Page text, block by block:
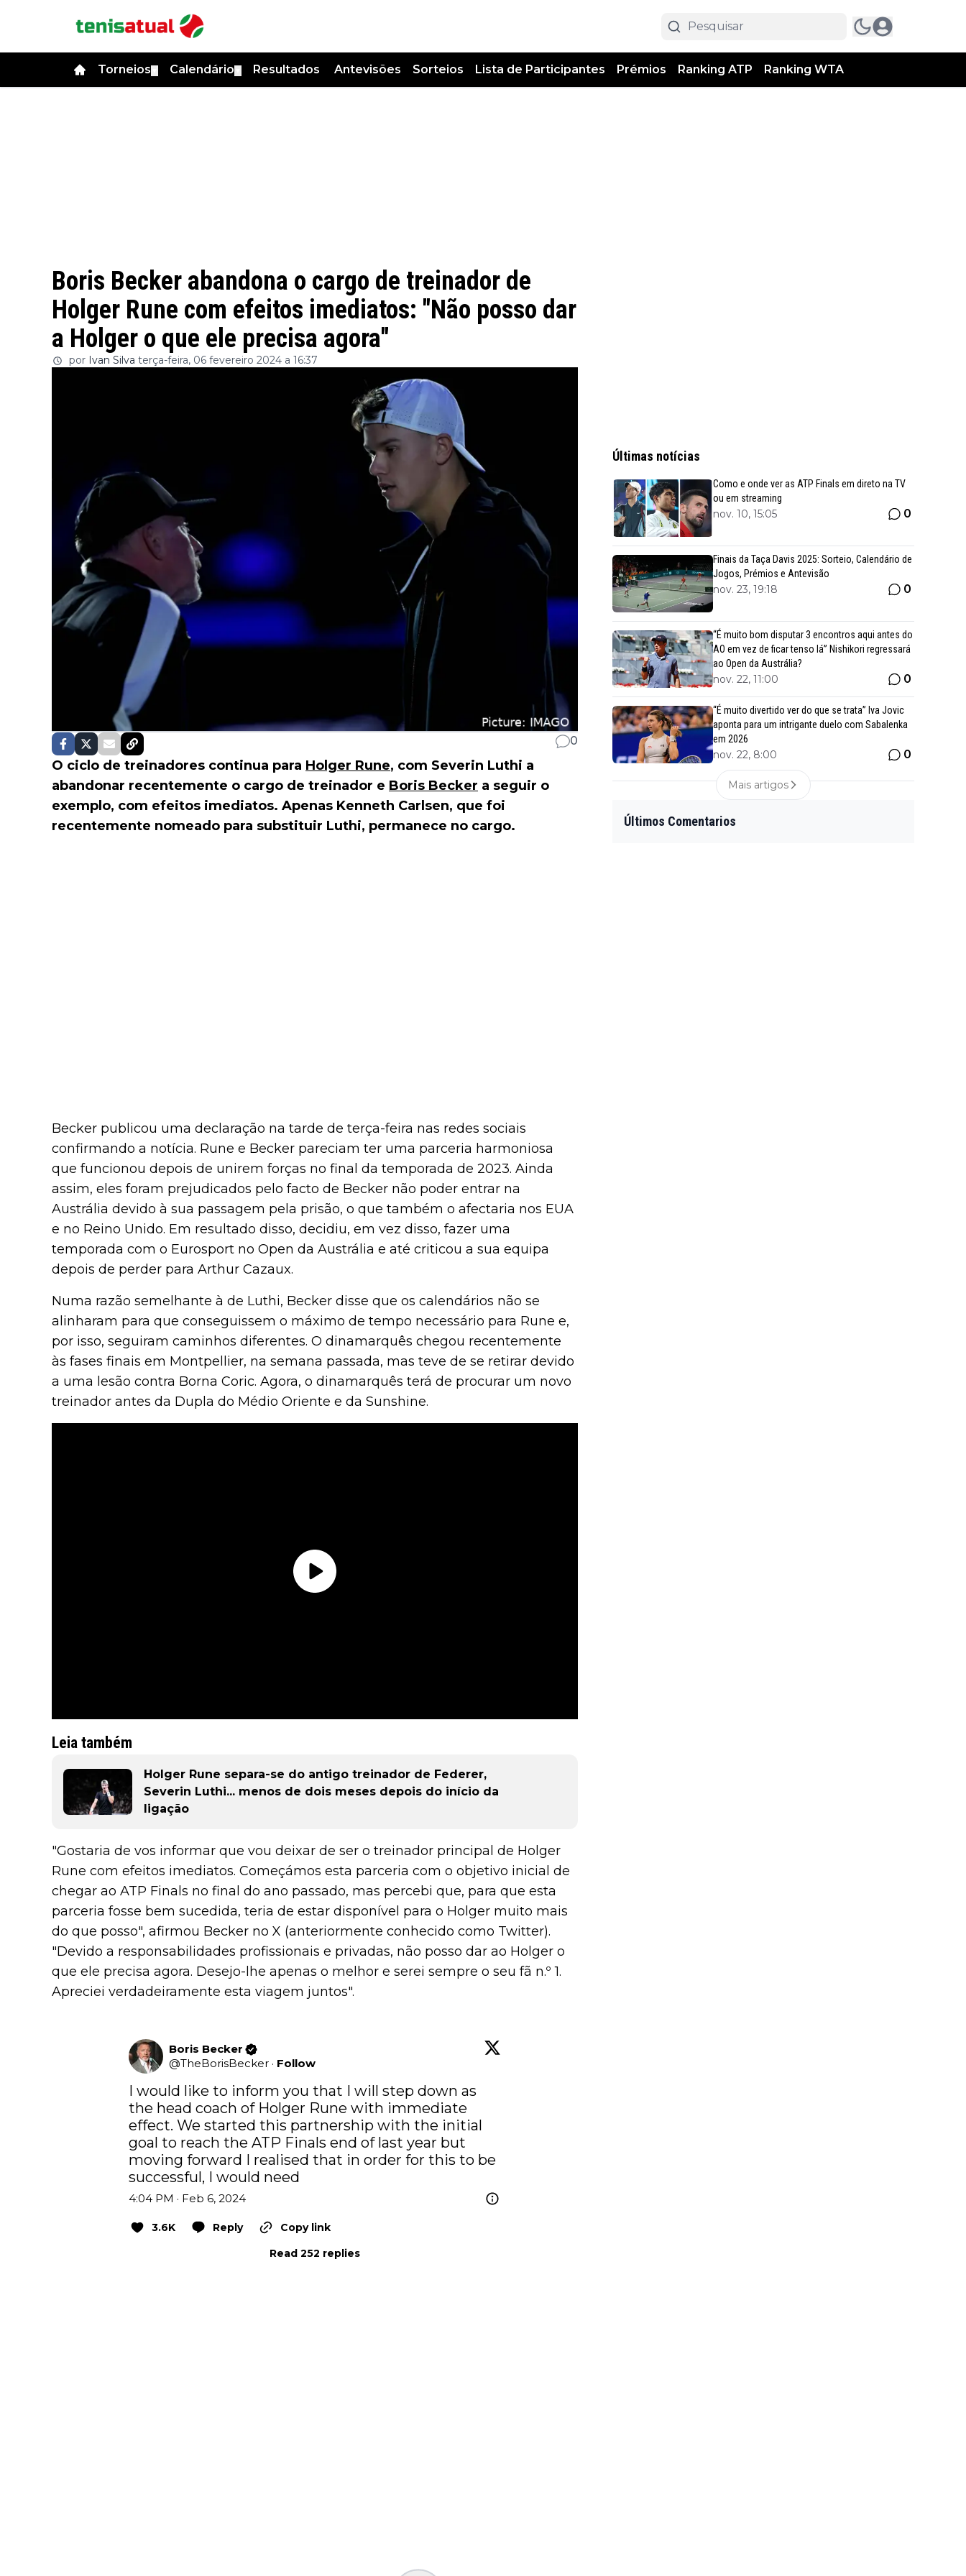
Torneios Calendário Resultados Antevisões Sorteios Lista de Participantes Prémios Ranking ATP Ranking WTA
Boris Becker abandona o cargo de treinador de
Holger Rune com efeitos imediatos: "Não posso dar
a Holger o que ele precisa agora"
por Ivan Silva terça-feira, 06 fevereiro 2024 a 16:37
0
O ciclo de treinadores continua para Holger Rune, com Severin Luthi a
abandonar recentemente o cargo de treinador e Boris Becker a seguir o
exemplo, com efeitos imediatos. Apenas Kenneth Carlsen, que foi
recentemente nomeado para substituir Luthi, permanece no cargo.
Becker publicou uma declaração na tarde de terça-feira nas redes sociais
confirmando a notícia. Rune e Becker pareciam ter uma parceria harmoniosa
que funcionou depois de unirem forças no final da temporada de 2023. Ainda
assim, eles foram prejudicados pelo facto de Becker não poder entrar na
Austrália devido à sua passagem pela prisão, o que também o afectaria nos EUA
e no Reino Unido. Em resultado disso, decidiu, em vez disso, fazer uma
temporada com o Eurosport no Open da Austrália e até criticou a sua equipa
depois de perder para Arthur Cazaux.
Numa razão semelhante à de Luthi, Becker disse que os calendários não se
alinharam para que conseguissem o máximo de tempo necessário para Rune e,
por isso, seguiram caminhos diferentes. O dinamarquês chegou recentemente
às fases finais em Montpellier, na semana passada, mas teve de se retirar devido
a uma lesão contra Borna Coric. Agora, o dinamarquês terá de procurar um novo
treinador antes da Dupla do Médio Oriente e da Sunshine.
Leia também
Holger Rune separa-se do antigo treinador de Federer,
Severin Luthi... menos de dois meses depois do início da
ligação
"Gostaria de vos informar que vou deixar de ser o treinador principal de Holger
Rune com efeitos imediatos. Começámos esta parceria com o objetivo inicial de
chegar ao ATP Finals no final do ano passado, mas percebi que, para que esta
parceria fosse bem sucedida, teria de estar disponível para o Holger muito mais
do que posso", afirmou Becker no X (anteriormente conhecido como Twitter).
"Devido a responsabilidades profissionais e privadas, não posso dar ao Holger o
que ele precisa agora. Desejo-lhe apenas o melhor e serei sempre o seu fã n.º 1.
Apreciei verdadeiramente esta viagem juntos".
Boris Becker
@TheBorisBecker · Follow
I would like to inform you that I will step down as
the head coach of Holger Rune with immediate
effect. We started this partnership with the initial
goal to reach the ATP Finals end of last year but
moving forward I realised that in order for this to be
successful, I would need
4:04 PM · Feb 6, 2024
3.6K Reply
Copy link
Read 252 replies
Últimas notícias
Como e onde ver as ATP Finals em direto na TV
ou em streaming
nov. 10, 15:05 0
Finais da Taça Davis 2025: Sorteio, Calendário de
Jogos, Prémios e Antevisão
nov. 23, 19:18 0
“É muito bom disputar 3 encontros aqui antes do
AO em vez de ficar tenso lá” Nishikori regressará
ao Open da Austrália?
nov. 22, 11:00 0
“É muito divertido ver do que se trata” Iva Jovic
aponta para um intrigante duelo com Sabalenka
em 2026
nov. 22, 8:00 0
Mais artigos
Últimos Comentarios